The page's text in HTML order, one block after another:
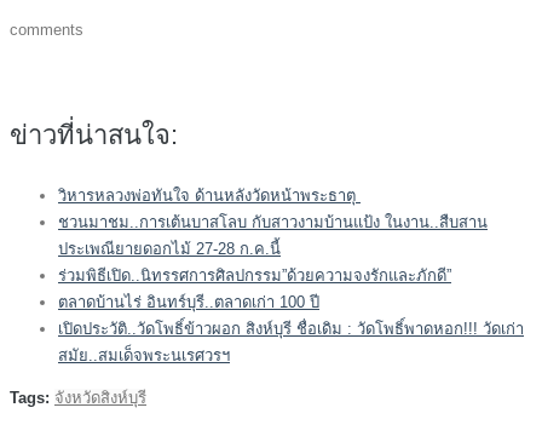
comments
ข่าวที่น่าสนใจ:
วิหารหลวงพ่อทันใจ ด้านหลังวัดหน้าพระธาตุ
ชวนมาชม..การเต้นบาสโลบ กับสาวงามบ้านแป้ง ในงาน..สืบสาน
ประเพณียายดอกไม้ 27-28 ก.ค.นี้
ร่วมพิธีเปิด..นิทรรศการศิลปกรรม”ด้วยความจงรักและภักดี”
ตลาดบ้านไร่ อินทร์บุรี..ตลาดเก่า 100 ปี
เปิดประวัติ..วัดโพธิ์ข้าวผอก สิงห์บุรี ชื่อเดิม : วัดโพธิ์พาดหอก!!! วัดเก่า
สมัย..สมเด็จพระนเรศวรฯ
Tags: จังหวัดสิงห์บุรี